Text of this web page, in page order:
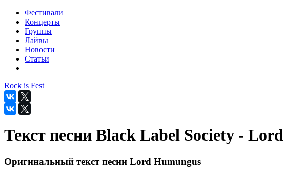
Фестивали
Концерты
Группы
Лайвы
Новости
Статьи
Rock is Fest
Текст песни Black Label Society -
Оригинальный текст песни Lord Humungus